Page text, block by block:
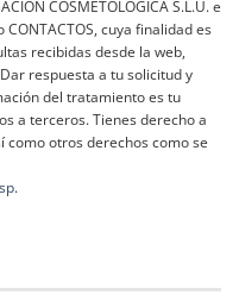
COSMETOLÓGICA S.L.U. e
cuya finalidad es
recibidas desde la web,
respuesta a tu solicitud y
del tratamiento es tu
a terceros. Tienes derecho a
otros derechos como se
.